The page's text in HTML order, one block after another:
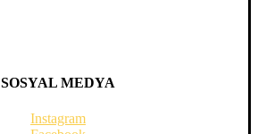
SOSYAL MEDYA
Instagram